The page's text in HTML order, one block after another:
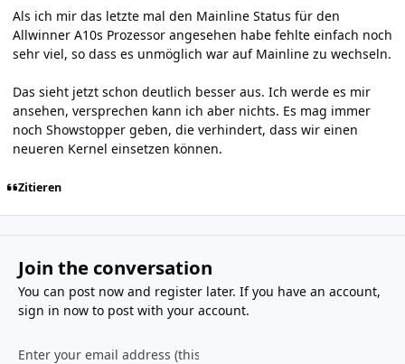
Als ich mir das letzte mal den Mainline Status für den
Allwinner A10s Prozessor angesehen habe fehlte einfach noch
sehr viel, so dass es unmöglich war auf Mainline zu wechseln.
Das sieht jetzt schon deutlich besser aus. Ich werde es mir
ansehen, versprechen kann ich aber nichts. Es mag immer
noch Showstopper geben, die verhindert, dass wir einen
neueren Kernel einsetzen können.
Zitieren
Join the conversation
You can post now and register later. If you have an account,
sign in nowto post with your account.